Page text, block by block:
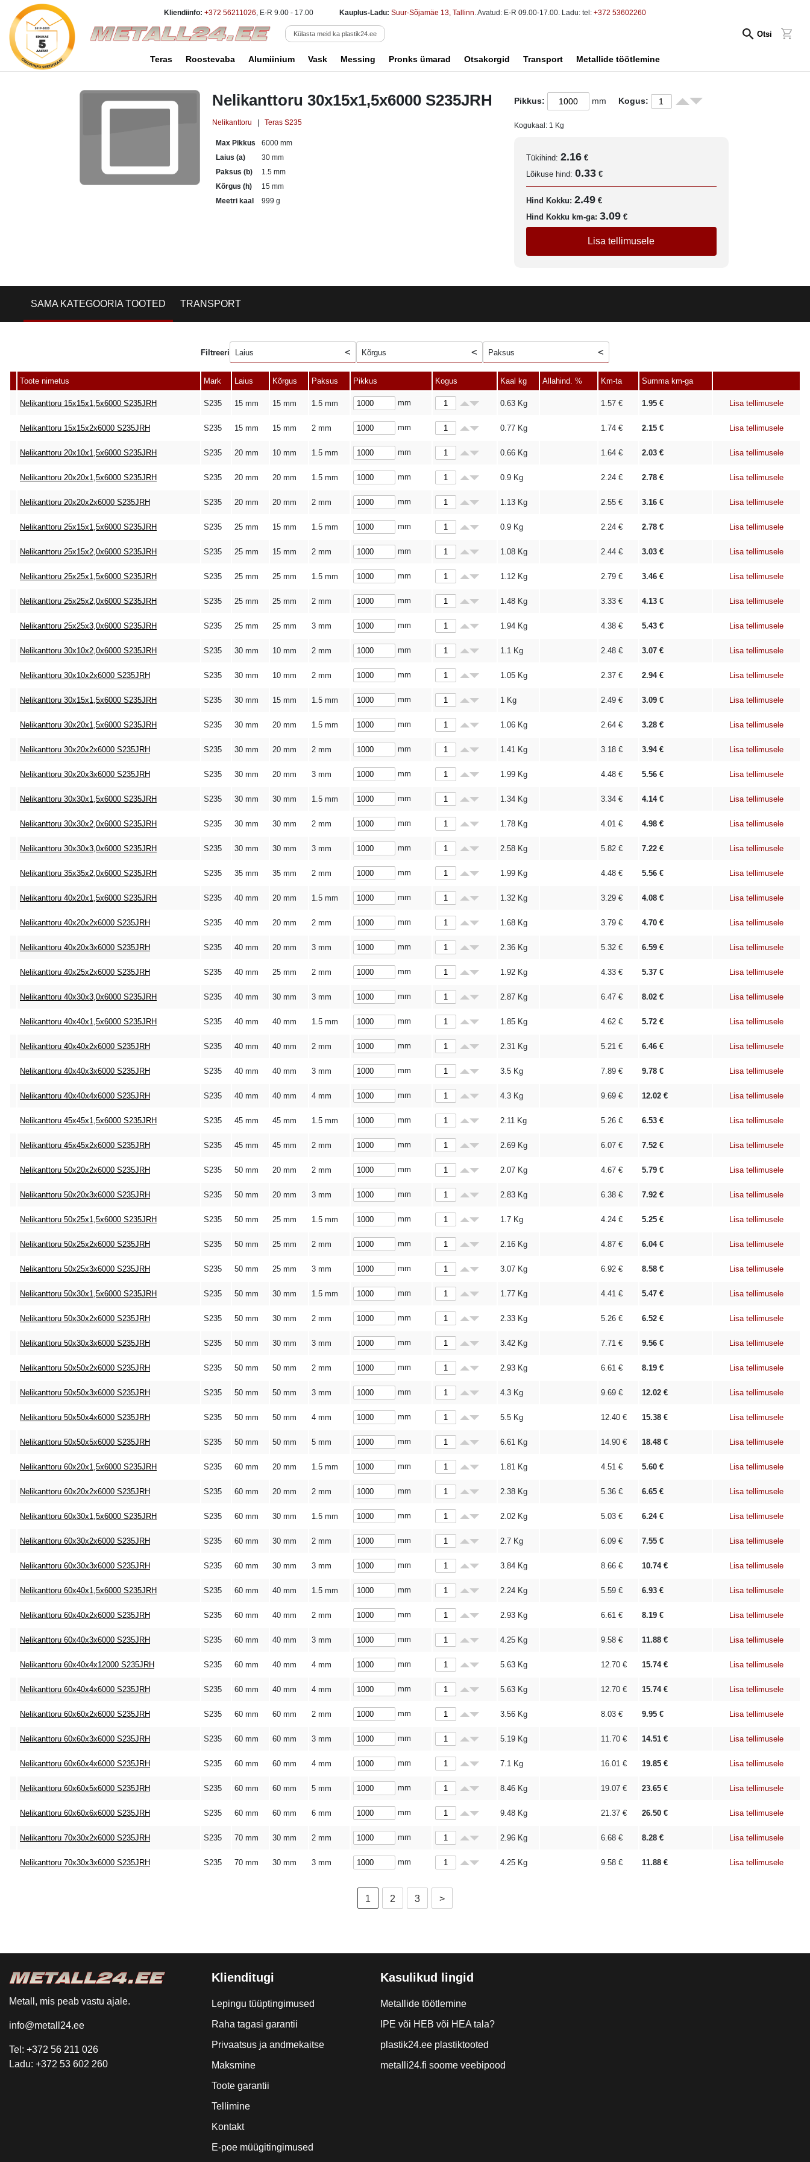
Kliendiinfo: +372 56211026, E-R 9.00 - 17.00 Kauplus-Ladu: Suur-Sõjamäe 13, Tallinn. Avatud: E-R 09.00-17.00. Ladu: tel: +372 53602260
Külasta meid ka plastik24.ee Otsi
Teras Roostevaba Alumiinium Vask Messing Pronks ümarad Otsakorgid Transport Metallide töötlemine
Nelikanttoru 30x15x1,5x6000 S235JRH
Nelikanttoru Teras S235
Max Pikkus
6000 mm
Laius (a)
30 mm
Paksus (b)
1.5 mm
Kõrgus (h)
15 mm
Meetri kaal
999 g
Pikkus: mm Kogus:
Kogukaal: 1 Kg
Tükihind: 2.16 €
Lõikuse hind: 0.33 €
Hind Kokku: 2.49 €
Hind Kokku km-ga: 3.09 €
Lisa tellimusele
SAMA KATEGOORIA TOOTED TRANSPORT
Filtreeri Laius Kõrgus Paksus
Toote nimetus Mark Laius Kõrgus Paksus Pikkus Kogus Kaal kg Allahind. % Km-ta Summa km-ga
Nelikanttoru 15x15x1,5x6000 S235JRH S235 15 mm 15 mm 1.5 mm mm 0.63 Kg 1.57 € 1.95 € Lisa tellimusele
Nelikanttoru 15x15x2x6000 S235JRH S235 15 mm 15 mm 2 mm mm 0.77 Kg 1.74 € 2.15 € Lisa tellimusele
Nelikanttoru 20x10x1,5x6000 S235JRH S235 20 mm 10 mm 1.5 mm mm 0.66 Kg 1.64 € 2.03 € Lisa tellimusele
Nelikanttoru 20x20x1,5x6000 S235JRH S235 20 mm 20 mm 1.5 mm mm 0.9 Kg 2.24 € 2.78 € Lisa tellimusele
Nelikanttoru 20x20x2x6000 S235JRH S235 20 mm 20 mm 2 mm mm 1.13 Kg 2.55 € 3.16 € Lisa tellimusele
Nelikanttoru 25x15x1,5x6000 S235JRH S235 25 mm 15 mm 1.5 mm mm 0.9 Kg 2.24 € 2.78 € Lisa tellimusele
Nelikanttoru 25x15x2,0x6000 S235JRH S235 25 mm 15 mm 2 mm mm 1.08 Kg 2.44 € 3.03 € Lisa tellimusele
Nelikanttoru 25x25x1,5x6000 S235JRH S235 25 mm 25 mm 1.5 mm mm 1.12 Kg 2.79 € 3.46 € Lisa tellimusele
Nelikanttoru 25x25x2,0x6000 S235JRH S235 25 mm 25 mm 2 mm mm 1.48 Kg 3.33 € 4.13 € Lisa tellimusele
Nelikanttoru 25x25x3,0x6000 S235JRH S235 25 mm 25 mm 3 mm mm 1.94 Kg 4.38 € 5.43 € Lisa tellimusele
Nelikanttoru 30x10x2,0x6000 S235JRH S235 30 mm 10 mm 2 mm mm 1.1 Kg 2.48 € 3.07 € Lisa tellimusele
Nelikanttoru 30x10x2x6000 S235JRH S235 30 mm 10 mm 2 mm mm 1.05 Kg 2.37 € 2.94€ Lisa tellimusele
Nelikanttoru 30x15x1,5x6000 S235JRH S235 30 mm 15 mm 1.5 mm mm 1 Kg 2.49 € 3.09 € Lisa tellimusele
Nelikanttoru 30x20x1,5x6000 S235JRH S235 30 mm 20 mm 1.5 mm mm 1.06 Kg 2.64 € 3.28 € Lisa tellimusele
Nelikanttoru 30x20x2x6000 S235JRH S235 30 mm 20 mm 2 mm mm 1.41 Kg 3.18 € 3.94€ Lisa tellimusele
Nelikanttoru 30x20x3x6000 S235JRH S235 30 mm 20 mm 3 mm mm 1.99 Kg 4.48 € 5.56 € Lisa tellimusele
Nelikanttoru 30x30x1,5x6000 S235JRH S235 30 mm 30 mm 1.5 mm mm 1.34 Kg 3.34 € 4.14€ Lisa tellimusele
Nelikanttoru 30x30x2,0x6000 S235JRH S235 30 mm 30 mm 2 mm mm 1.78 Kg 4.01 € 4.98 € Lisa tellimusele
Nelikanttoru 30x30x3,0x6000 S235JRH S235 30 mm 30 mm 3 mm mm 2.58 Kg 5.82 € 7.22 € Lisa tellimusele
Nelikanttoru 35x35x2,0x6000 S235JRH S235 35 mm 35 mm 2 mm mm 1.99 Kg 4.48 € 5.56 € Lisa tellimusele
Nelikanttoru 40x20x1,5x6000 S235JRH S235 40 mm 20 mm 1.5 mm mm 1.32 Kg 3.29 € 4.08 € Lisa tellimusele
Nelikanttoru 40x20x2x6000 S235JRH S235 40 mm 20 mm 2 mm mm 1.68 Kg 3.79 € 4.70 € Lisa tellimusele
Nelikanttoru 40x20x3x6000 S235JRH S235 40 mm 20 mm 3 mm mm 2.36 Kg 5.32 € 6.59 € Lisa tellimusele
Nelikanttoru 40x25x2x6000 S235JRH S235 40 mm 25 mm 2 mm mm 1.92 Kg 4.33 € 5.37 € Lisa tellimusele
Nelikanttoru 40x30x3,0x6000 S235JRH S235 40 mm 30 mm 3 mm mm 2.87 Kg 6.47 € 8.02 € Lisa tellimusele
Nelikanttoru 40x40x1,5x6000 S235JRH S235 40 mm 40 mm 1.5 mm mm 1.85 Kg 4.62 € 5.72 € Lisa tellimusele
Nelikanttoru 40x40x2x6000 S235JRH S235 40 mm 40 mm 2 mm mm 2.31 Kg 5.21 € 6.46 € Lisa tellimusele
Nelikanttoru 40x40x3x6000 S235JRH S235 40 mm 40 mm 3 mm mm 3.5 Kg 7.89 € 9.78 € Lisa tellimusele
Nelikanttoru 40x40x4x6000 S235JRH S235 40 mm 40 mm 4 mm mm 4.3 Kg 9.69 € 12.02 € Lisa tellimusele
Nelikanttoru 45x45x1,5x6000 S235JRH S235 45 mm 45 mm 1.5 mm mm 2.11 Kg 5.26 € 6.53 € Lisa tellimusele
Nelikanttoru 45x45x2x6000 S235JRH S235 45 mm 45 mm 2 mm mm 2.69 Kg 6.07 € 7.52 € Lisa tellimusele
Nelikanttoru 50x20x2x6000 S235JRH S235 50 mm 20 mm 2 mm mm 2.07 Kg 4.67 € 5.79 € Lisa tellimusele
Nelikanttoru 50x20x3x6000 S235JRH S235 50 mm 20 mm 3 mm mm 2.83 Kg 6.38 € 7.92 € Lisa tellimusele
Nelikanttoru 50x25x1,5x6000 S235JRH S235 50 mm 25 mm 1.5 mm mm 1.7 Kg 4.24 € 5.25 € Lisa tellimusele
Nelikanttoru 50x25x2x6000 S235JRH S235 50 mm 25 mm 2 mm mm 2.16 Kg 4.87 € 6.04€ Lisa tellimusele
Nelikanttoru 50x25x3x6000 S235JRH S235 50 mm 25 mm 3 mm mm 3.07 Kg 6.92 € 8.58 € Lisa tellimusele
Nelikanttoru 50x30x1,5x6000 S235JRH S235 50 mm 30 mm 1.5 mm mm 1.77 Kg 4.41 € 5.47 € Lisa tellimusele
Nelikanttoru 50x30x2x6000 S235JRH S235 50 mm 30 mm 2 mm mm 2.33 Kg 5.26 € 6.52 € Lisa tellimusele
Nelikanttoru 50x30x3x6000 S235JRH S235 50 mm 30 mm 3 mm mm 3.42 Kg 7.71 € 9.56 € Lisa tellimusele
Nelikanttoru 50x50x2x6000 S235JRH S235 50 mm 50 mm 2 mm mm 2.93 Kg 6.61 € 8.19 € Lisa tellimusele
Nelikanttoru 50x50x3x6000 S235JRH S235 50 mm 50 mm 3 mm mm 4.3 Kg 9.69 € 12.02 € Lisa tellimusele
Nelikanttoru 50x50x4x6000 S235JRH S235 50 mm 50 mm 4 mm mm 5.5 Kg 12.40 € 15.38 € Lisa tellimusele
Nelikanttoru 50x50x5x6000 S235JRH S235 50 mm 50 mm 5 mm mm 6.61 Kg 14.90 € 18.48 € Lisa tellimusele
Nelikanttoru 60x20x1,5x6000 S235JRH S235 60 mm 20 mm 1.5 mm mm 1.81 Kg 4.51 € 5.60 € Lisa tellimusele
Nelikanttoru 60x20x2x6000 S235JRH S235 60 mm 20 mm 2 mm mm 2.38 Kg 5.36 € 6.65 € Lisa tellimusele
Nelikanttoru 60x30x1,5x6000 S235JRH S235 60 mm 30 mm 1.5 mm mm 2.02 Kg 5.03 € 6.24€ Lisa tellimusele
Nelikanttoru 60x30x2x6000 S235JRH S235 60 mm 30 mm 2 mm mm 2.7 Kg 6.09 € 7.55 € Lisa tellimusele
Nelikanttoru 60x30x3x6000 S235JRH S235 60 mm 30 mm 3 mm mm 3.84 Kg 8.66 € 10.74€ Lisa tellimusele
Nelikanttoru 60x40x1,5x6000 S235JRH S235 60 mm 40 mm 1.5 mm mm 2.24 Kg 5.59 € 6.93 € Lisa tellimusele
Nelikanttoru 60x40x2x6000 S235JRH S235 60 mm 40 mm 2 mm mm 2.93 Kg 6.61 € 8.19 € Lisa tellimusele
Nelikanttoru 60x40x3x6000 S235JRH S235 60 mm 40 mm 3 mm mm 4.25 Kg 9.58 € 11.88 € Lisa tellimusele
Nelikanttoru 60x40x4x12000 S235JRH S235 60 mm 40 mm 4 mm mm 5.63 Kg 12.70 € 15.74€ Lisa tellimusele
Nelikanttoru 60x40x4x6000 S235JRH S235 60 mm 40 mm 4 mm mm 5.63 Kg 12.70 € 15.74€ Lisa tellimusele
Nelikanttoru 60x60x2x6000 S235JRH S235 60 mm 60 mm 2 mm mm 3.56 Kg 8.03 € 9.95 € Lisa tellimusele
Nelikanttoru 60x60x3x6000 S235JRH S235 60 mm 60 mm 3 mm mm 5.19 Kg 11.70 € 14.51 € Lisa tellimusele
Nelikanttoru 60x60x4x6000 S235JRH S235 60 mm 60 mm 4 mm mm 7.1 Kg 16.01 € 19.85 € Lisa tellimusele
Nelikanttoru 60x60x5x6000 S235JRH S235 60 mm 60 mm 5 mm mm 8.46 Kg 19.07 € 23.65 € Lisa tellimusele
Nelikanttoru 60x60x6x6000 S235JRH S235 60 mm 60 mm 6 mm mm 9.48 Kg 21.37 € 26.50 € Lisa tellimusele
Nelikanttoru 70x30x2x6000 S235JRH S235 70 mm 30 mm 2 mm mm 2.96 Kg 6.68 € 8.28 € Lisa tellimusele
Nelikanttoru 70x30x3x6000 S235JRH S235 70 mm 30 mm 3 mm mm 4.25 Kg 9.58 € 11.88 € Lisa tellimusele
1 2 3 >
Metall, mis peab vastu ajale.
info@metall24.ee
Tel: +372 56 211 026
Ladu: +372 53 602 260
Klienditugi
Lepingu tüüptingimused
Raha tagasi garantii
Privaatsus ja andmekaitse
Maksmine
Toote garantii
Tellimine
Kontakt
E-poe müügitingimused
Kasulikud lingid
Metallide töötlemine
IPE või HEB või HEA tala?
plastik24.ee plastiktooted
metalli24.fi soome veebipood